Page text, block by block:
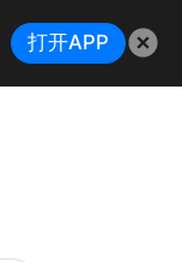
打开APP